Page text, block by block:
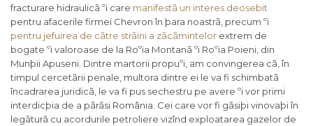
fracturare hidraulicã ºi care manifestã un interes deosebit
pentru afacerile firmei Chevron în þara noastrã, precum ºi
pentru jefuirea de cãtre strãini a zãcãmintelor extrem de
bogate ºi valoroase de la Roºia Montanã ºi Roºia Poieni, din
Munþii Apuseni. Dintre martorii propuºi, am convingerea cã, în
timpul cercetãrii penale, multora dintre ei le va fi schimbatã
încadrarea juridicã, le va fi pus sechestru pe avere ºi vor primi
interdicþia de a pãrãsi România. Cei care vor fi gãsiþi vinovaþi în
legãturã cu acordurile petroliere vizînd exploatarea gazelor de